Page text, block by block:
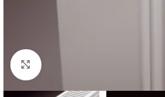
Powiększ